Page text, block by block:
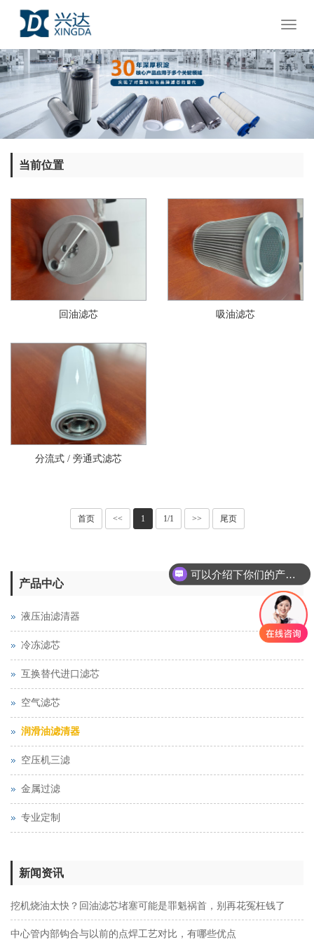
当前位置
回油滤芯 吸油滤芯
分流式 / 旁通式滤芯
首页 << 1 1/1 >> 尾页
产品中心
液压油滤清器
冷冻滤芯
互换替代进口滤芯
空气滤芯
润滑油滤清器
空压机三滤
金属过滤
专业定制
新闻资讯
挖机烧油太快？回油滤芯堵塞可能是罪魁祸首，别再花冤枉钱了
中心管内部钩合与以前的点焊工艺对比，有哪些优点
可以介绍下你们的产品么